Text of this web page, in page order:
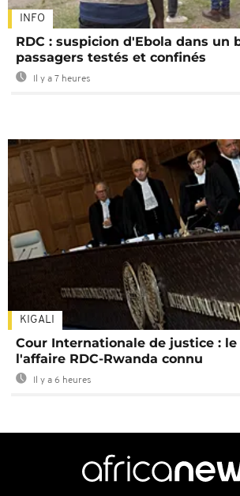
INFO
RDC : suspicion d'Ebola dans un
passagers testés et confinés
Il y a 7 heures
KIGALI
Cour Internationale de justice :
l'affaire RDC-Rwanda connu
Il y a 6 heures